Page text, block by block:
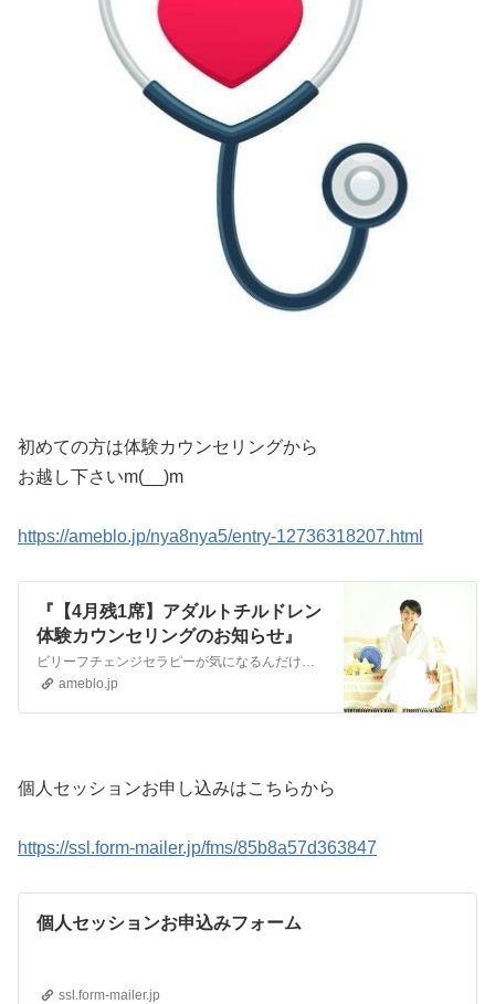
初めての方は体験カウンセリングから
お越し下さいm(__)m
https://ameblo.jp/nya8nya5/entry-12736318207.html
『【4月残1席】アダルトチルドレン
体験カウンセリングのお知らせ』
ビリーフチェンジセラピーが気になるんだけどいきなりセラピーを受けるには不安がある。 自分の悩みがカウンセリングで改善されるのか心配 わざわざ大阪まで対面カウン…
ameblo.jp
個人セッションお申し込みはこちらから
https://ssl.form-mailer.jp/fms/85b8a57d363847
個人セッションお申込みフォーム
ssl.form-mailer.jp